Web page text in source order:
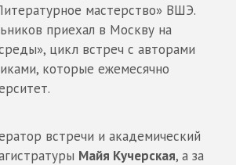
мастерство» ВШЭ.
приехал в Москву на
цикл встреч с авторами
которые ежемесячно
встречи и академический
Майя Кучерская, а за